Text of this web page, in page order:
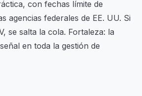
con fechas límite de
agencias federales de EE. UU. Si
se salta la cola. Fortaleza: la
en toda la gestión de